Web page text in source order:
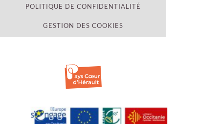
POLITIQUE DE CONFIDENTIALITÉ
GESTION DES COOKIES